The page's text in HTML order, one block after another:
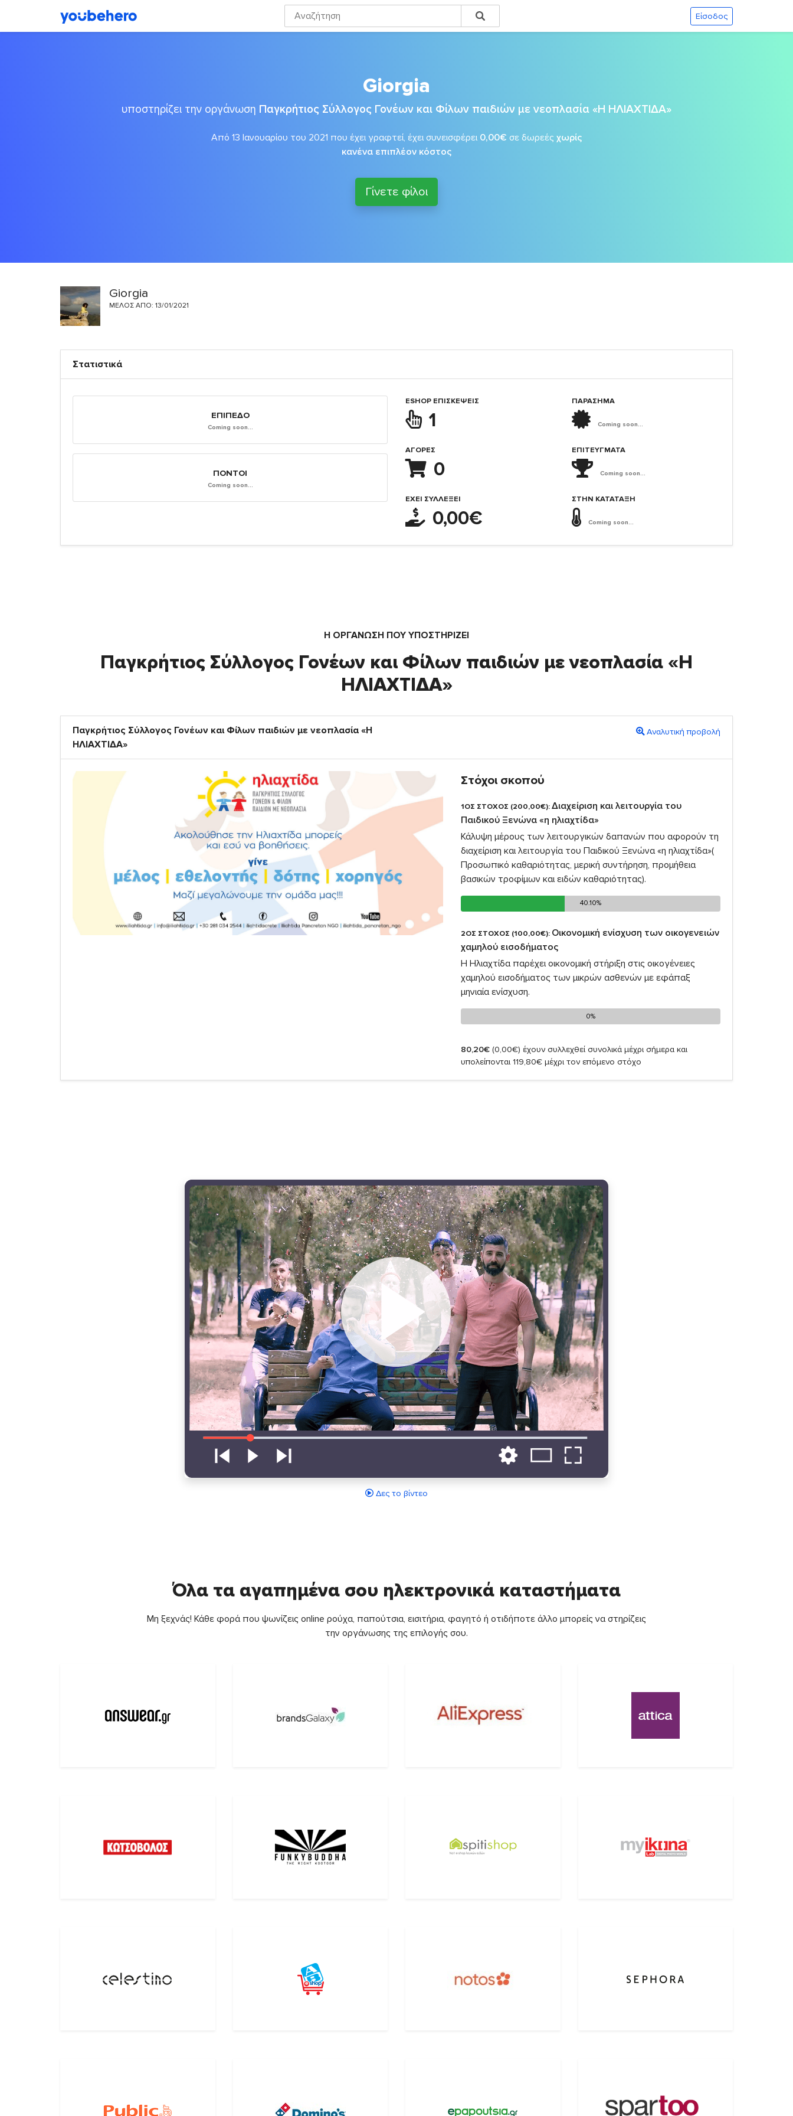
Είσοδος
Giorgia
υποστηρίζει την οργάνωση Παγκρήτιος Σύλλογος Γονέων και Φίλων παιδιών με νεοπλασία «Η ΗΛΙΑΧΤΙΔΑ»
Από 13 Ιανουαρίου του 2021 που έχει γραφτεί, έχει συνεισφέρει 0,00€ σε δωρεές χωρίς
κανένα επιπλέον κόστος
Γίνετε φίλοι
Giorgia
ΜΈΛΟΣ ΑΠΌ: 13/01/2021
Στατιστικά
ΕΠΊΠΕΔΟ
Coming soon...
ΠΌΝΤΟΙ
Coming soon...
ESHOP ΕΠΙΣΚΈΨΕΙΣ
1
ΑΓΟΡΈΣ
0
ΈΧΕΙ ΣΥΛΛΈΞΕΙ
0,00€
ΠΑΡΑΣΗΜΑ
Coming soon...
ΕΠΙΤΕΎΓΜΑΤΑ
Coming soon...
ΣΤΗΝ ΚΑΤΆΤΑΞΗ
Coming soon...
Η ΟΡΓΆΝΩΣΗ ΠΟΥ ΥΠΟΣΤΗΡΙΖΕΙ
Παγκρήτιος Σύλλογος Γονέων και Φίλων παιδιών με νεοπλασία «Η
ΗΛΙΑΧΤΙΔΑ»
Παγκρήτιος Σύλλογος Γονέων και Φίλων παιδιών με νεοπλασία «Η
ΗΛΙΑΧΤΙΔΑ»
Αναλυτική προβολή
Στόχοι σκοπού
1ΟΣ ΣΤΟΧΟΣ (200,00€):Διαχείριση και λειτουργία του
Παιδικού Ξενώνα «η ηλιαχτίδα»
Κάλυψη μέρους των λειτουργικών δαπανών που αφορούν τη
διαχείριση και λειτουργία του Παιδικού Ξενώνα «η ηλιαχτίδα»(
Προσωπικό καθαριότητας, μερική συντήρηση, προμήθεια
βασικών τροφίμων και ειδών καθαριότητας).
40.10%
40.10%
2ΟΣ ΣΤΟΧΟΣ (100,00€): Οικονομική ενίσχυση των οικογενειών
χαμηλού εισοδήματος
Η Ηλιαχτίδα παρέχει οικονομική στήριξη στις οικογένειες
χαμηλού εισοδήματος των μικρών ασθενών με εφάπαξ
μηνιαία ενίσχυση.
0%
0%
80,20€ (0,00€) έχουν συλλεχθεί συνολικά μέχρι σήμερα και
υπολείπονται 119,80€ μέχρι τον επόμενο στόχο
Δες το βίντεο
Όλα τα αγαπημένα σου ηλεκτρονικά καταστήματα
Μη ξεχνάς! Κάθε φορά που ψωνίζεις online ρούχα, παπούτσια, εισιτήρια, φαγητό ή οτιδήποτε άλλο μπορείς να στηρίζεις
την οργάνωσης της επιλογής σου.